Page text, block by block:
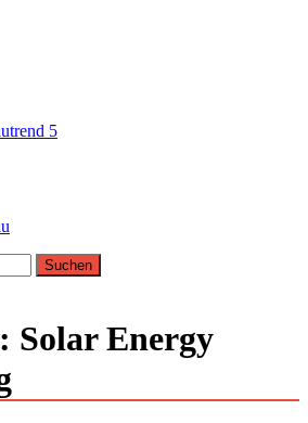
Energietechnik, Haustechnik
Solar Energy